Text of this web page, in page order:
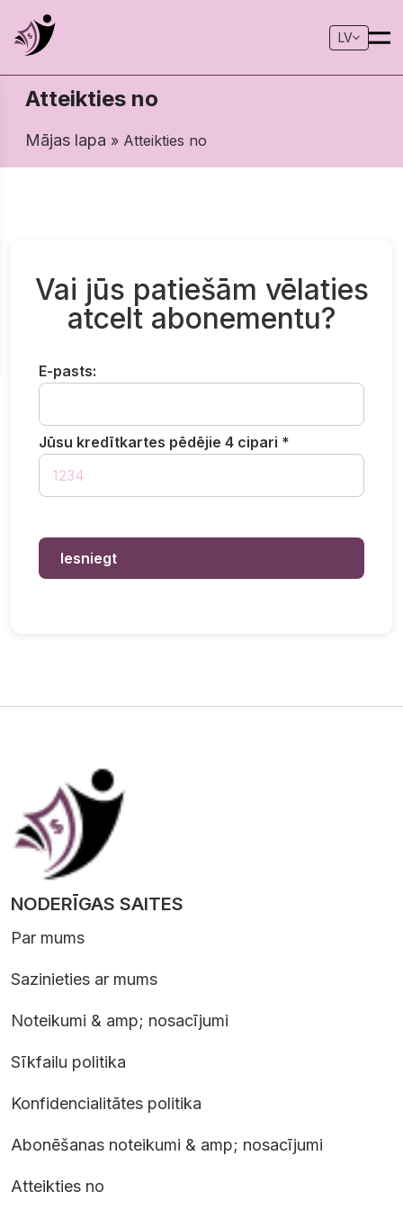
LV
Atteikties no
Mājas lapa » Atteikties no
Vai jūs patiešām vēlaties
atcelt abonementu?
E-pasts:
Jūsu kredītkartes pēdējie 4 cipari *
NODERĪGAS SAITES
Par mums
Sazinieties ar mums
Noteikumi & amp; nosacījumi
Sīkfailu politika
Konfidencialitātes politika
Abonēšanas noteikumi & amp; nosacījumi
Atteikties no